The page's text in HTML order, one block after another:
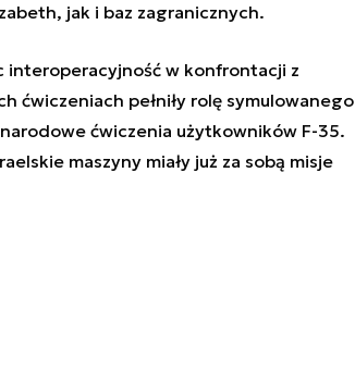
jak i baz zagranicznych.
interoperacyjność w konfrontacji z
ćwiczeniach pełniły rolę symulowanego
ćwiczenia użytkowników F-35.
maszyny miały już za sobą misje